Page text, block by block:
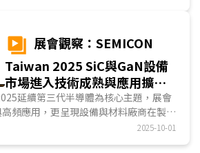
爭力的關鍵指標...
展會觀察：SEMICON
Taiwan 2025 SiC與GaN設備
市場進入技術成熟與應用擴張
關鍵期
延續第三代半導體為核心主題，展會
頻應用，更呈現設備與材料廠商在製程
。包含SiC研磨、拋光、切割設...2025-10-01